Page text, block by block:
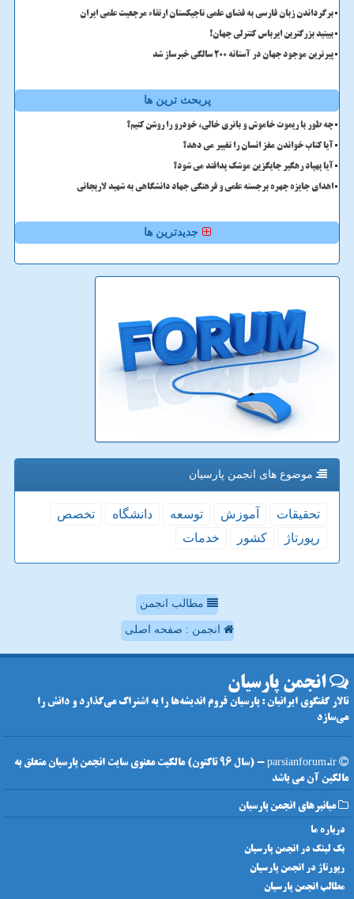
برگرداندن زبان فارسی به فضای علمی تاجیکستان ارتقاء مرجعیت علمی ایران
ببینید بزرگترین ایرباس کنترلی جهان!
پیرترین موجود جهان در آستانه ۲۰۰ سالگی خبرساز شد
پربحث ترین ها
چه طور با ریموت خاموش و باتری خالی، خودرو را روشن کنیم؟
آیا کتاب خواندن مغز انسان را تغییر می دهد؟
آیا پهپاد رهگیر جایگزین موشک پدافند می شود؟
اهدای جایزه چهره برجسته علمی و فرهنگی جهاد دانشگاهی به شهید لاریجانی
جدیدترین ها
موضوع های انجمن پارسیان
تحقیقات آموزش توسعه دانشگاه
تخصص
رپورتاژ
كشور خدمات
مطالب انجمن
انجمن : صفحه اصلی
انجمن پارسیان
تالار گفتگوی ایرانیان : پارسیان فروم اندیشه‌ها را به اشتراک می‌گذارد و دانش را
می‌سازد
parsianforum.ir - (سال 96 تاکنون) مالکیت معنوی سایت انجمن پارسیان متعلق به
مالکین آن می باشد
میانبرهای انجمن پارسیان
درباره ما
بک لینک در انجمن پارسیان
رپورتاژ در انجمن پارسیان
مطالب انجمن پارسیان